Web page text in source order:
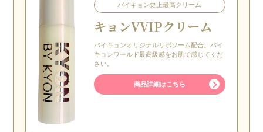
バイキョン史上最高クリーム
キョンVVIPクリーム
バイキョンオリジナルリポソーム配合。バイ
キョンワールド最高級感をお肌で感じてくだ
さい。
商品詳細はこちら